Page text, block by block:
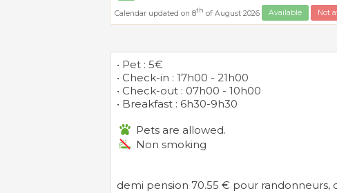
Calendar updated on 8th of August 2026 Available Not
• Pet : 5€
• Check-in : 17h00 - 21h00
• Check-out : 07h00 - 10h00
• Breakfast : 6h30-9h30
Pets are allowed.
Non smoking
demi pension 70.55 € pour randonneurs,